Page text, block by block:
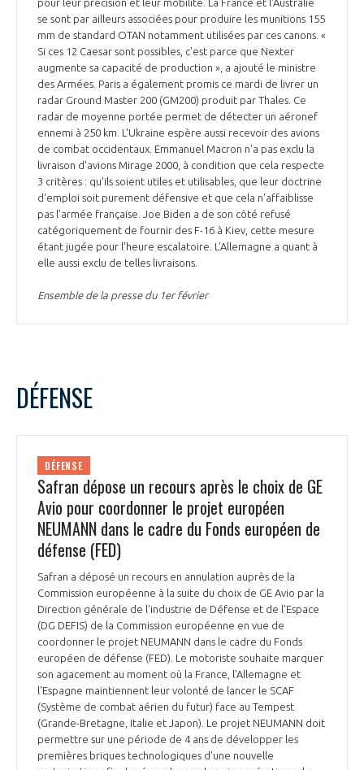
pour leur précision et leur mobilité. La France et l'Australie
se sont par ailleurs associées pour produire les munitions 155
mm de standard OTAN notamment utilisées par ces canons. «
Si ces 12 Caesar sont possibles, c'est parce que Nexter
augmente sa capacité de production », a ajouté le ministre
des Armées. Paris a également promis ce mardi de livrer un
radar Ground Master 200 (GM200) produit par Thales. Ce
radar de moyenne portée permet de détecter un aéronef
ennemi à 250 km. L'Ukraine espère aussi recevoir des avions
de combat occidentaux. Emmanuel Macron n'a pas exclu la
livraison d'avions Mirage 2000, à condition que cela respecte
3 critères : qu'ils soient utiles et utilisables, que leur doctrine
d'emploi soit purement défensive et que cela n'affaiblisse
pas l'armée française. Joe Biden a de son côté refusé
catégoriquement de fournir des F-16 à Kiev, cette mesure
étant jugée pour l'heure escalatoire. L’Allemagne a quant à
elle aussi exclu de telles livraisons.
Ensemble de la presse du 1er février
DÉFENSE
DÉFENSE
Safran dépose un recours après le choix de GE
Avio pour coordonner le projet européen
NEUMANN dans le cadre du Fonds européen de
défense (FED)
Safran a déposé un recours en annulation auprès de la
Commission européenne à la suite du choix de GE Avio par la
Direction générale de l'industrie de Défense et de l'Espace
(DG DEFIS) de la Commission européenne en vue de
coordonner le projet NEUMANN dans le cadre du Fonds
européen de défense (FED). Le motoriste souhaite marquer
son agacement au moment où la France, l'Allemagne et
l'Espagne maintiennent leur volonté de lancer le SCAF
(Système de combat aérien du futur) face au Tempest
(Grande-Bretagne, Italie et Japon). Le projet NEUMANN doit
permettre sur une période de 4 ans de développer les
premières briques technologiques d'une nouvelle